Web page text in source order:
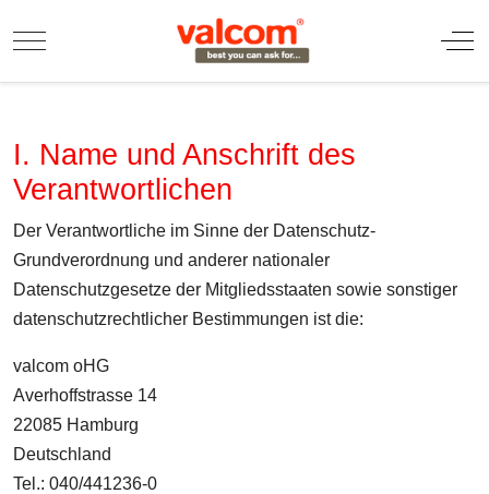
Mobile Menu Toggle Off-
I. Name und Anschrift des
Verantwortlichen
Der Verantwortliche im Sinne der Datenschutz-
Grundverordnung und anderer nationaler
Datenschutzgesetze der Mitgliedsstaaten sowie sonstiger
datenschutzrechtlicher Bestimmungen ist die:
valcom oHG
Averhoffstrasse 14
22085 Hamburg
Deutschland
Tel.: 040/441236-0